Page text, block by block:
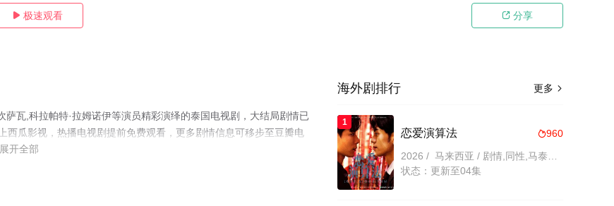
 极速观看  分享
瓦,科拉帕特·拉姆诺伊等演员精彩演绎的泰国电视剧，大结局剧情已
瓜影视，热播电视剧提前免费观看，更多剧情信息可移步至豆瓣电
展开全部
更多 
海外剧排行
1
960
恋爱演算法
状态：更新至04集